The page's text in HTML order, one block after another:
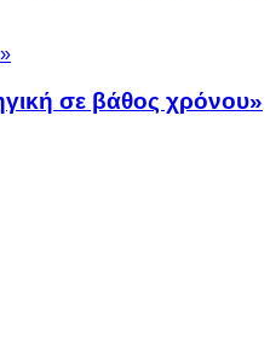
σε βάθος χρόνου»